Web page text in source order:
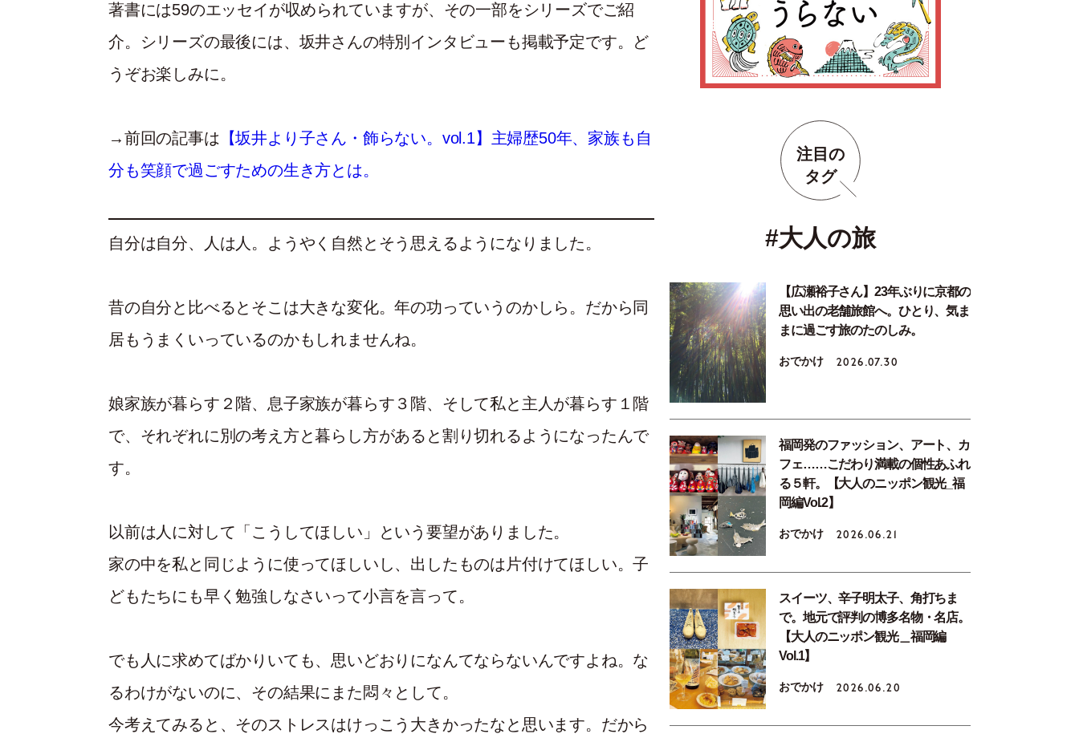
著書には59のエッセイが収められていますが、その一部をシリーズでご紹
介。シリーズの最後には、坂井さんの特別インタビューも掲載予定です。ど
うぞお楽しみに。
→前回の記事は 【坂井より子さん・飾らない。vol.1】主婦歴50年、家族も自
分も笑顔で過ごすための生き方とは。
自分は自分、人は人。ようやく自然とそう思えるようになりました。
昔の自分と比べるとそこは大きな変化。年の功っていうのかしら。だから同
居もうまくいっているのかもしれませんね。
娘家族が暮らす２階、息子家族が暮らす３階、そして私と主人が暮らす１階
で、それぞれに別の考え方と暮らし方があると割り切れるようになったんで
す。
以前は人に対して「こうしてほしい」という要望がありました。
家の中を私と同じように使ってほしいし、出したものは片付けてほしい。子
どもたちにも早く勉強しなさいって小言を言って。
でも人に求めてばかりいても、思いどおりになんてならないんですよね。な
るわけがないのに、その結果にまた悶々として。
今考えてみると、そのストレスはけっこう大きかったなと思います。だから
注目の
タグ
#大人の旅
【広瀬裕子さん】23年ぶりに京都の
思い出の老舗旅館へ。ひとり、気ま
まに過ごす旅のたのしみ。
おでかけ 2026.07.30
福岡発のファッション、アート、カ
フェ……こだわり満載の個性あふれ
る５軒。【大人のニッポン観光_福
岡編Vol.2】
おでかけ 2026.06.21
スイーツ、辛子明太子、角打ちま
で。地元で評判の博多名物・名店。
【大人のニッポン観光＿福岡編
Vol.1】
おでかけ 2026.06.20